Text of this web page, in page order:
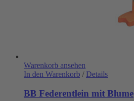
Warenkorb ansehen
In den Warenkorb / Details
BB Federentlein mit Blume